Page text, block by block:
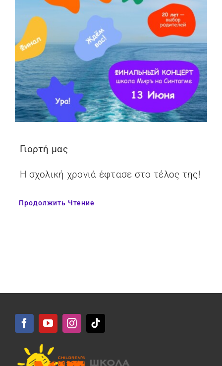
Γιορτή μας
Η σχολική χρονιά έφτασε στο τέλος της!
Продолжить Чтение